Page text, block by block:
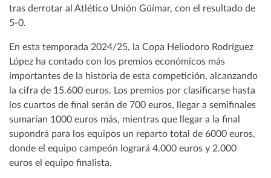
tras derrotar al Atlético Unión Güímar, con el resultado de
5-0.
En esta temporada 2024/25, la Copa Heliodoro Rodríguez
López ha contado con los premios económicos más
importantes de la historia de esta competición, alcanzando
la cifra de 15.600 euros. Los premios por clasificarse hasta
los cuartos de final serán de 700 euros, llegar a semifinales
sumarían 1000 euros más, mientras que llegar a la final
supondrá para los equipos un reparto total de 6000 euros,
donde el equipo campeón logrará 4.000 euros y 2.000
euros el equipo finalista.